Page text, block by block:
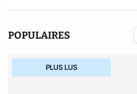
POPULAIRES
PLUS LUS